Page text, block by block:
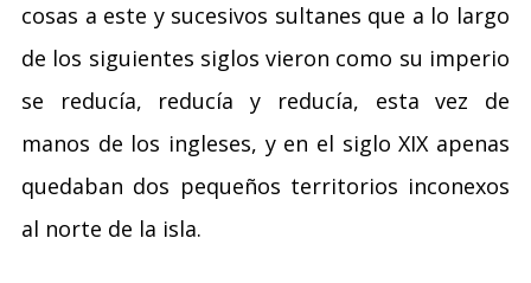
cosas a este y sucesivos sultanes que a lo largo
de los siguientes siglos vieron como su imperio
se reducía, reducía y reducía, esta vez de
manos de los ingleses, y en el siglo XIX apenas
quedaban dos pequeños territorios inconexos
al norte de la isla.